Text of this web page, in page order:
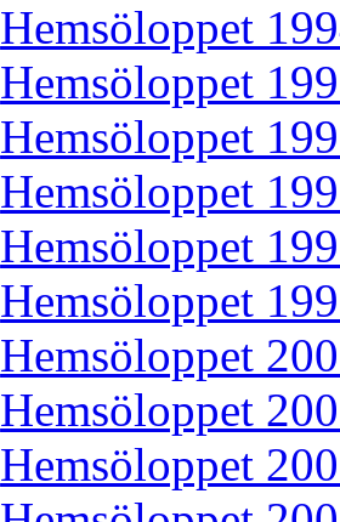
Hemsöloppet
Hemsöloppet
Hemsöloppet
Hemsöloppet
Hemsöloppet
Hemsöloppet
Hemsöloppet
Hemsöloppet
Hemsöloppet